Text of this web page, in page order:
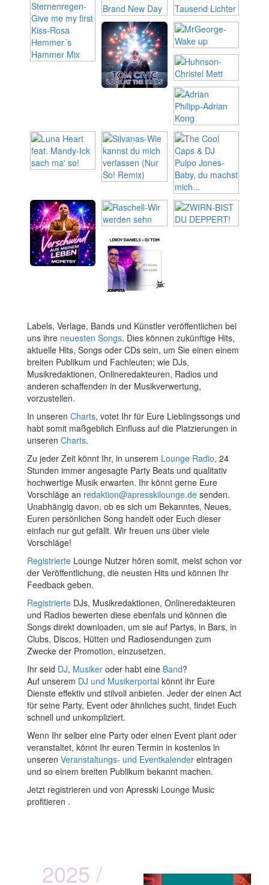
Labels, Verlage, Bands und Künstler veröffentlichen bei
uns ihre neuesten Songs. Dies können zukünftige Hits,
aktuelle Hits, Songs oder CDs sein, um Sie einen einem
breiten Publikum und Fachleuten; wie DJs,
Musikredaktionen, Onlineredakteuren, Radios und
anderen schaffenden in der Musikverwertung,
vorzustellen.
In unseren Charts, votet Ihr für Eure Lieblingssongs und
habt somit maßgeblich Einfluss auf die Platzierungen in
unseren Charts.
Zu jeder Zeit könnt Ihr, in unserem Lounge Radio, 24
Stunden immer angesagte Party Beats und qualitativ
hochwertige Musik erwarten. Ihr könnt gerne Eure
Vorschläge an redaktion@apresskilounge.de senden.
Unabhängig davon, ob es sich um Bekanntes, Neues,
Euren persönlichen Song handelt oder Euch dieser
einfach nur gut gefällt. Wir freuen uns über viele
Vorschläge!
Registrierte Lounge Nutzer hören somit, meist schon vor
der Veröffentlichung, die neusten Hits und können Ihr
Feedback geben.
Registrierte DJs, Musikredaktionen, Onlineredakteuren
und Radios bewerten diese ebenfals und können die
Songs direkt downloaden, um sie auf Partys, in Bars, in
Clubs, Discos, Hütten und Radiosendungen zum
Zwecke der Promotion, einzusetzen.
Ihr seid DJ, Musiker oder habt eine Band?
Auf unserem DJ und Musikerportal könnt ihr Eure
Dienste effektiv und stilvoll anbieten. Jeder der einen Act
für seine Party, Event oder ähnliches sucht, findet Euch
schnell und unkompliziert.
Wenn Ihr selber eine Party oder einen Event plant oder
veranstaltet, könnt Ihr euren Termin in kostenlos in
unseren Veranstaltungs- und Eventkalender eintragen
und so einem breiten Publikum bekannt machen.
Jetzt registrieren und von Apresski Lounge Music
profitieren .
2025 /